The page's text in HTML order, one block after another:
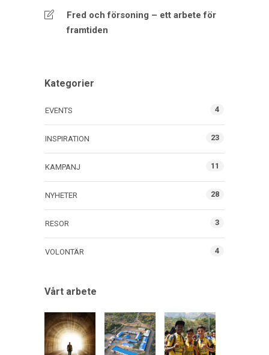
Fred och försoning – ett arbete för
framtiden
Kategorier
EVENTS 4
INSPIRATION 23
KAMPANJ 11
NYHETER 28
RESOR 3
VOLONTÄR 4
Vårt arbete